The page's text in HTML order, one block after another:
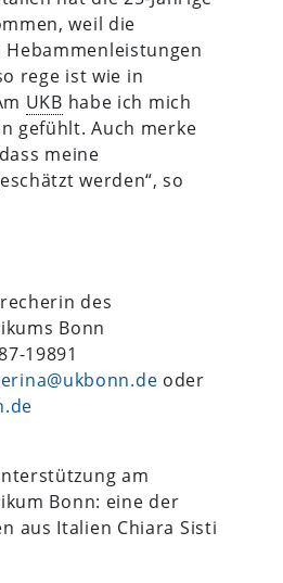
weil die
Hebammenleistungen
rege ist wie in
UKB habe ich mich
gefühlt. Auch merke
meine
werden“, so
des
Bonn
19891
oder
am
Bonn: eine der
aus Italien Chiara Sisti